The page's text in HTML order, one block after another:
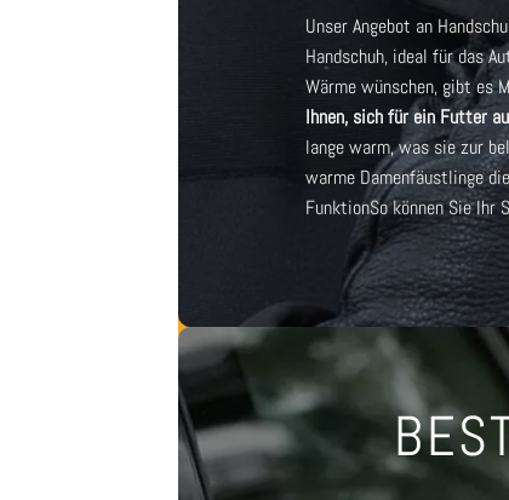
Unser Angebot an
Handschuh, ideal für das
Wärme wünschen, gibt es
Ihnen, sich für ein Futter
lange warm, was sie zur
warme Damenfäustlinge
FunktionSo können Sie Ihr